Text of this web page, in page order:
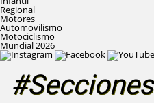
Regional
Motores
Automovilismo
Motociclismo
Mundial 2026
#Secciones